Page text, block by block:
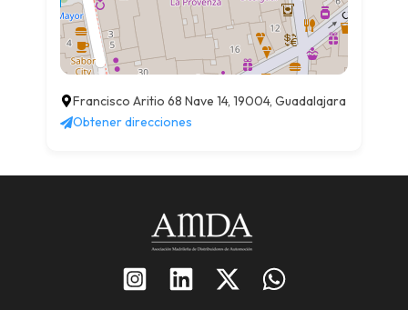
Francisco Aritio 68 Nave 14, 19004, Guadalajara
Obtener direcciones